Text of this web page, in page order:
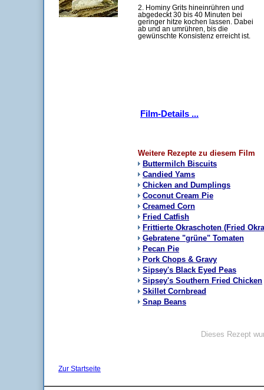
2. Hominy Grits hineinrühren und
abgedeckt 30 bis 40 Minuten bei
geringer hitze kochen lassen. Dabei
ab und an umrühren, bis die
gewünschte Konsistenz erreicht ist.
Film-Details ...
Weitere Rezepte zu diesem Film
Buttermilch Biscuits
Candied Yams
Chicken and Dumplings
Coconut Cream Pie
Creamed Corn
Fried Catfish
Frittierte Okraschoten (Fried
Gebratene "grüne" Tomaten
Pecan Pie
Pork Chops & Gravy
Sipsey's Black Eyed Peas
Sipsey's Southern Fried Chicken
Skillet Cornbread
Snap Beans
Dieses Rezept
Zur Startseite